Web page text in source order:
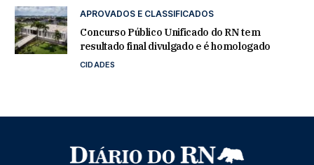
APROVADOS E CLASSIFICADOS
Concurso Público Unificado do RN tem
resultado final divulgado e é homologado
CIDADES